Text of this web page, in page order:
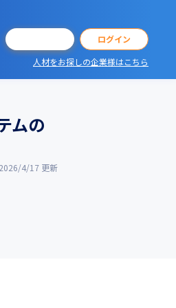
ログイン
人材をお探しの企業様はこちら
ムの
2026/4/17 更新